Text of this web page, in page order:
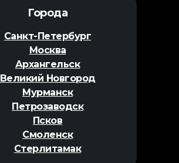
Города
Санкт-Петербург
Москва
Архангельск
Великий Новгород
Мурманск
Петрозаводск
Псков
Смоленск
Стерлитамак